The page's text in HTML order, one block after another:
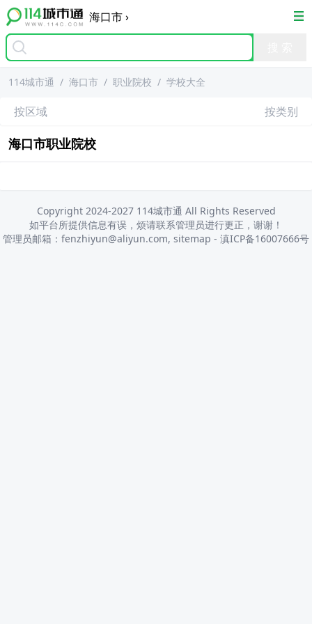
海口市›
114城市通 / 海口市 / 职业院校 / 学校大全
按区域 按类别
海口市职业院校
Copyright 2024-2027 114城市通 All Rights Reserved
如平台所提供信息有误，烦请联系管理员进行更正，谢谢！
管理员邮箱：fenzhiyun@aliyun.com, sitemap - 滇ICP备16007666号